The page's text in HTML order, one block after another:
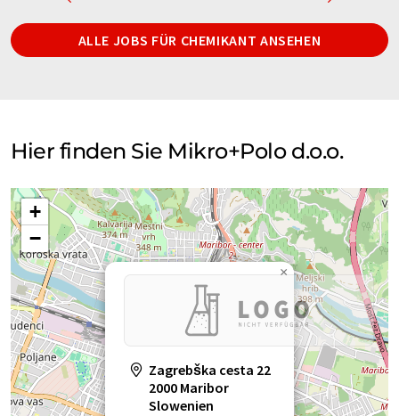
ALLE JOBS FÜR CHEMIKANT ANSEHEN
Hier finden Sie Mikro+Polo d.o.o.
Zagrebška cesta 22
2000 Maribor
Slowenien
×
+
−